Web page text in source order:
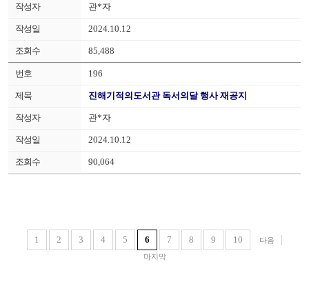
관*자
2024.10.12
85,488
196
진해기적의도서관 독서의달 행사 재공지
관*자
2024.10.12
90,064
1 2 3 4 5 6 7 8 9 10
다음
마지막